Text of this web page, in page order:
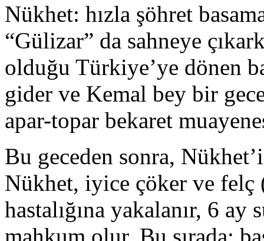
Nükhet: hızla şöhret
“Gülizar” da sahneye
olduğu Türkiye’ye dönen
gider ve Kemal bey bir
apar-topar bekaret
Bu geceden sonra,
Nükhet, iyice çöker ve felç
hastalığına yakalanır, 6
mahkum olur. Bu sırada: